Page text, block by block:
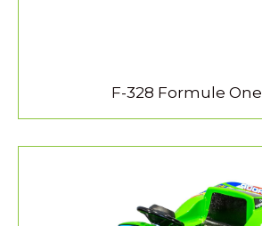
F-328 Formule One